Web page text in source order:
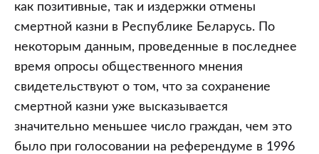
как позитивные, так и издержки отмены
смертной казни в Республике Беларусь. По
некоторым данным, проведенные в последнее
время опросы общественного мнения
свидетельствуют о том, что за сохранение
смертной казни уже высказывается
значительно меньшее число граждан, чем это
было при голосовании на референдуме в 1996